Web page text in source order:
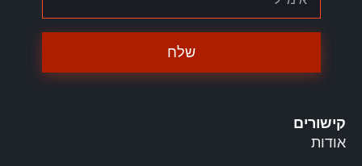
שלח
קישורים
אודות